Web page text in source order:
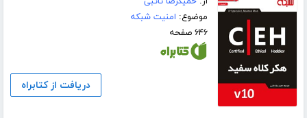
موضوع: امنیت شبکه
۶۴۶ صفحه
دریافت از کتابراه